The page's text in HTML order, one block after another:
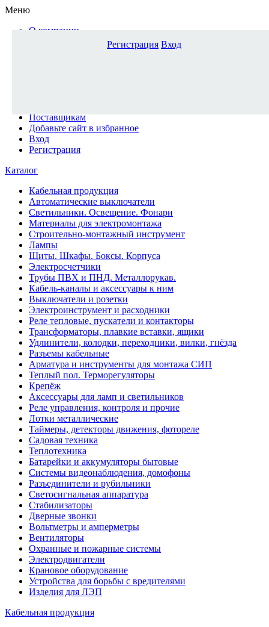
Меню
О компании
Поставщикам
Добавьте сайт в избранное
Вход
Регистрация
Каталог
Кабельная продукция
Автоматические выключатели
Светильники. Освещение. Фонари
Материалы для электромонтажа
Строительно-монтажный инструмент
Лампы
Щиты. Шкафы. Боксы. Корпуса
Электросчетчики
Трубы ПВХ и ПНД. Металлорукав.
Кабель-каналы и аксессуары к ним
Выключатели и розетки
Электроинструмент и расходники
Реле тепловые, пускатели и контакторы
Трансформаторы, плавкие вставки, ящики
Удлинители, колодки, переходники, вилки, гнёзда
Разъемы кабельные
Арматура и инструменты для монтажа СИП
Теплый пол. Терморегуляторы
Крепёж
Аксессуары для ламп и светильников
Реле управления, контроля и прочие
Лотки металлические
Таймеры, детекторы движения, фотореле
Садовая техника
Теплотехника
Батарейки и аккумуляторы бытовые
Системы видеонаблюдения, домофоны
Разъединители и рубильники
Светосигнальная аппаратура
Стабилизаторы
Дверные звонки
Вольтметры и амперметры
Вентиляторы
Охранные и пожарные системы
Электродвигатели
Крановое оборудование
Устройства для борьбы с вредителями
Изделия для ЛЭП
Кабельная продукция
Регистрация Вход